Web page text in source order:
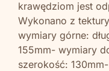
krawędziom jest
Wykonano z
wymiary górne:
155mm- wymiary
szerokość: